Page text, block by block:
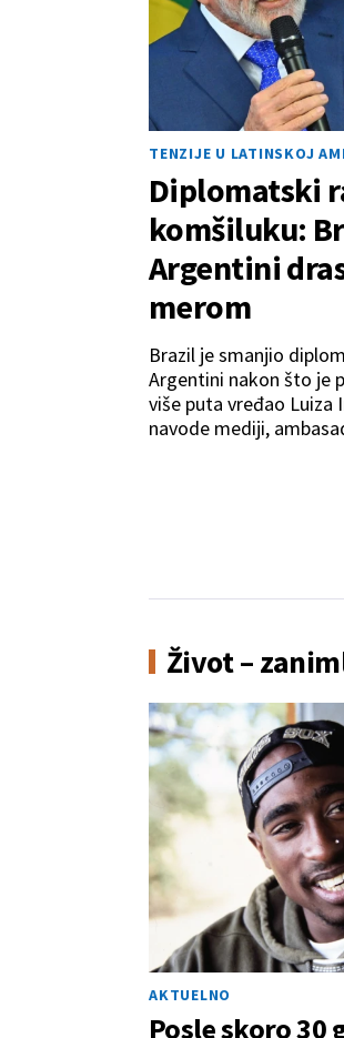
TENZIJE U LATINSKOJ
Diplomatski
komšiluku:
Argentini
merom
Brazil je smanjio
Argentini nakon što je
više puta vređao Luiza
navode mediji,
Život –
AKTUELNO
Posle skoro 30